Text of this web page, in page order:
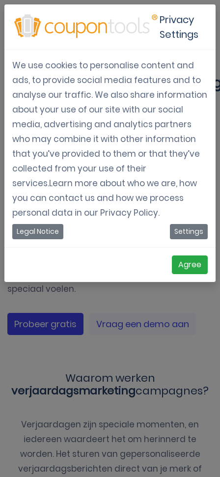
Eenvoudige
via e-mail of sms instellen
Wil je een eenvoudige manier om klantloyaliteit
te vergroten? Ons platform stelt je in staat om
verjaardagscampagnes te automatiseren via
sms of e-mail. Gepersonaliseerde
verjaardagsberichten laten klanten zien dat je
ze waardeert en moedigen herhaalbezoeken
aan.
verjaardagsgroet sturen met een gratis
cupcake-aanbieding, waardoor klanten zich
speciaal voelen.
Probeer gratis Vraag een demo aan
Waarom werken
verjaardagsmarketingcampagnes?
Verjaardagen zijn speciale momenten, en
iedereen waardeert het om herinnerd te
worden. Het sturen van gepersonaliseerde
verjaardagsberichten direct van je merk of
Privacy
Settings
We use cookies to personalise content and
ads, to provide social media features and to
analyse our traffic. We also share information
about your use of our site with our social
media, advertising and analytics partners
who may combine it with other information
that you’ve provided to them or that they’ve
collected from your use of their
services.Learn more about who we are, how
you can contact us and how we process
personal data in our Privacy Policy.
Legal Notice Settings
Agree